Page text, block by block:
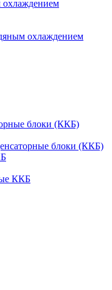
охлаждением
блоки (ККБ)
блоки (ККБ)
ККБ